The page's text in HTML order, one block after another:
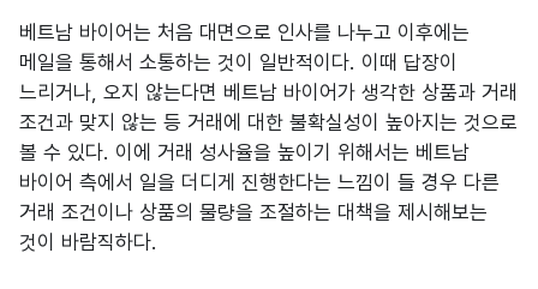
베트남 바이어는 처음 대면으로 인사를 나누고 이후에는
메일을 통해서 소통하는 것이 일반적이다. 이때 답장이
느리거나, 오지 않는다면 베트남 바이어가 생각한 상품과 거래
조건과 맞지 않는 등 거래에 대한 불확실성이 높아지는 것으로
볼 수 있다. 이에 거래 성사율을 높이기 위해서는 베트남
바이어 측에서 일을 더디게 진행한다는 느낌이 들 경우 다른
거래 조건이나 상품의 물량을 조절하는 대책을 제시해보는
것이 바람직하다.